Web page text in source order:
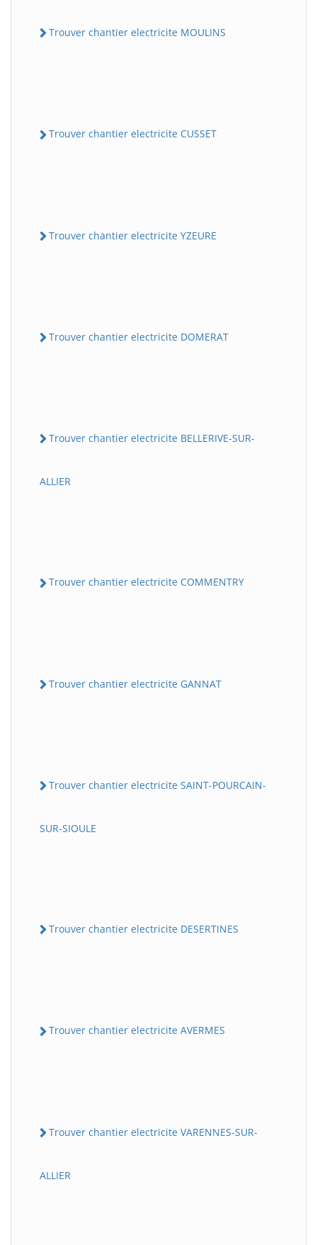
Trouver chantier electricite MOULINS
Trouver chantier electricite CUSSET
Trouver chantier electricite YZEURE
Trouver chantier electricite DOMERAT
Trouver chantier electricite BELLERIVE-SUR-
ALLIER
Trouver chantier electricite COMMENTRY
Trouver chantier electricite GANNAT
Trouver chantier electricite SAINT-POURCAIN-
SUR-SIOULE
Trouver chantier electricite DESERTINES
Trouver chantier electricite AVERMES
Trouver chantier electricite VARENNES-SUR-
ALLIER